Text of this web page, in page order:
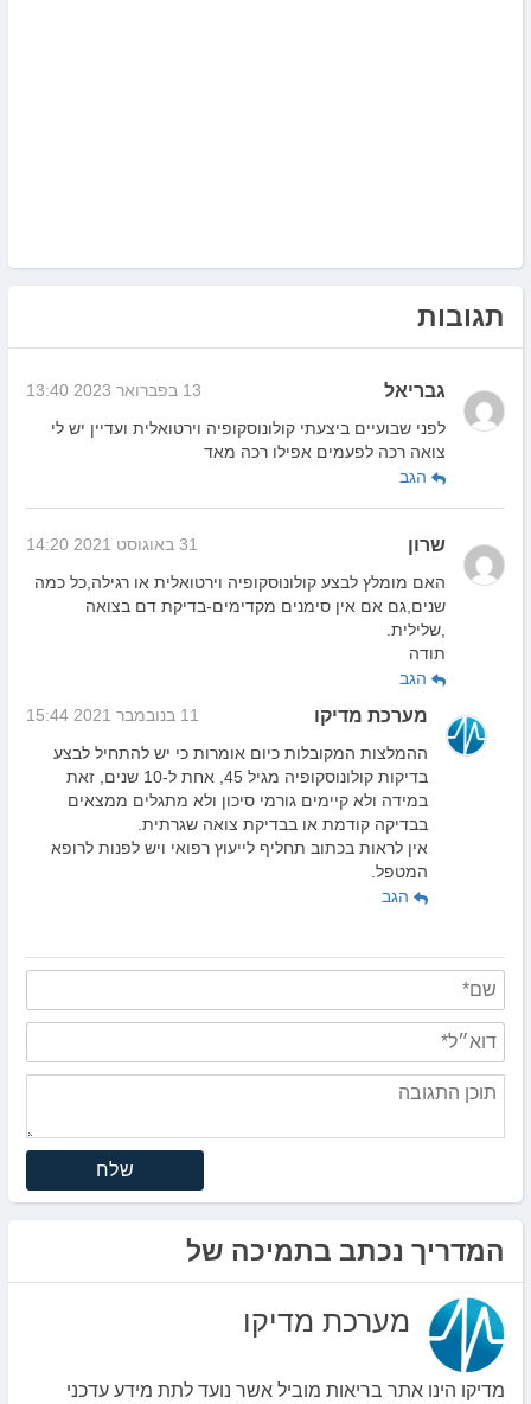
תגובות
גבריאל
13 בפברואר 2023 13:40
לפני שבועיים ביצעתי קולונוסקופיה וירטואלית ועדיין יש לי
צואה רכה לפעמים אפילו רכה מאד
הגב
שרון
31 באוגוסט 2021 14:20
האם מומלץ לבצע קולונוסקופיה וירטואלית או רגילה,כל כמה
שנים,גם אם אין סימנים מקדימים-בדיקת דם בצואה
,שלילית.
תודה
הגב
מערכת מדיקו
11 בנובמבר 2021 15:44
ההמלצות המקובלות כיום אומרות כי יש להתחיל לבצע
בדיקות קולונוסקופיה מגיל 45, אחת ל-10 שנים, זאת
במידה ולא קיימים גורמי סיכון ולא מתגלים ממצאים
בבדיקה קודמת או בבדיקת צואה שגרתית.
אין לראות בכתוב תחליף לייעוץ רפואי ויש לפנות לרופא
המטפל.
הגב
שלח
המדריך נכתב בתמיכה של
מערכת מדיקו
מדיקו הינו אתר בריאות מוביל אשר נועד לתת מידע עדכני